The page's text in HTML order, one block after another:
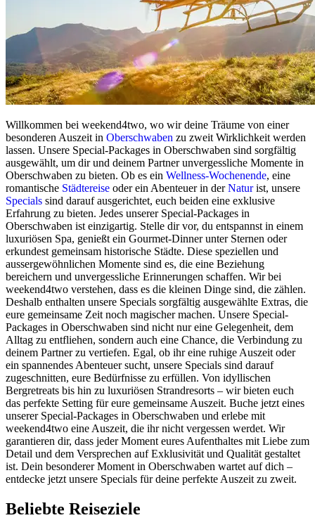
Willkommen bei weekend4two, wo wir deine Träume von einer
besonderen Auszeit in Oberschwaben zu zweit Wirklichkeit werden
lassen. Unsere Special-Packages in Oberschwaben sind sorgfältig
ausgewählt, um dir und deinem Partner unvergessliche Momente in
Oberschwaben zu bieten. Ob es ein Wellness-Wochenende, eine
romantische Städtereise oder ein Abenteuer in derNaturist, unsere
Specials sind darauf ausgerichtet, euch beiden eine exklusive
Erfahrung zu bieten. Jedes unserer Special-Packages in
Oberschwaben ist einzigartig. Stelle dir vor, du entspannst in einem
luxuriösen Spa, genießt ein Gourmet-Dinner unter Sternen oder
erkundest gemeinsam historische Städte. Diese speziellen und
aussergewöhnlichen Momente sind es, die eine Beziehung
bereichern und unvergessliche Erinnerungen schaffen. Wir bei
weekend4two verstehen, dass es die kleinen Dinge sind, die zählen.
Deshalb enthalten unsere Specials sorgfältig ausgewählte Extras, die
eure gemeinsame Zeit noch magischer machen. Unsere Special-
Packages in Oberschwaben sind nicht nur eine Gelegenheit, dem
Alltag zu entfliehen, sondern auch eine Chance, die Verbindung zu
deinem Partner zu vertiefen. Egal, ob ihr eine ruhige Auszeit oder
ein spannendes Abenteuer sucht, unsere Specials sind darauf
zugeschnitten, eure Bedürfnisse zu erfüllen. Von idyllischen
Bergretreats bis hin zu luxuriösen Strandresorts – wir bieten euch
das perfekte Setting für eure gemeinsame Auszeit. Buche jetzt eines
unserer Special-Packages in Oberschwaben und erlebe mit
weekend4two eine Auszeit, die ihr nicht vergessen werdet. Wir
garantieren dir, dass jeder Moment eures Aufenthaltes mit Liebe zum
Detail und dem Versprechen auf Exklusivität und Qualität gestaltet
ist. Dein besonderer Moment in Oberschwaben wartet auf dich –
entdecke jetzt unsere Specials für deine perfekte Auszeit zu zweit.
Beliebte Reiseziele